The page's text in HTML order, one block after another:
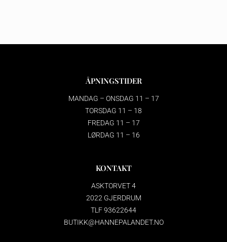
ÅPNINGSTIDER
MANDAG – ONSDAG 11 – 17
TORSDAG 11 – 18
FREDAG 11 – 17
LØRDAG 11 – 16
KONTAKT
ASKTORVET 4
2022 GJERDRUM
TLF 93622644
BUTIKK@HANNEPALANDET.NO